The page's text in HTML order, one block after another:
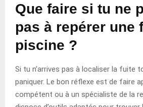
Que faire si tu ne
pas à repérer une
piscine ?
Si tu n’arrives pas à localiser la fuite
paniquer. Le bon réflexe est de faire
compétent ou à un spécialiste de la